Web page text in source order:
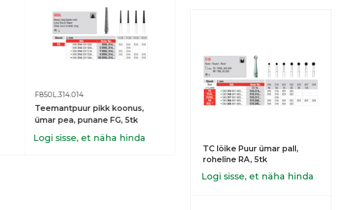
F850L.314.014
Teemantpuur pikk koonus,
ümar pea, punane FG, 5tk
Logi sisse, et näha hinda
C34L.315.012
Teemantpuur Crown Separator
TC lõike Puur ümar pall,
roheline RA, 5tk
Logi sisse, et näha hinda